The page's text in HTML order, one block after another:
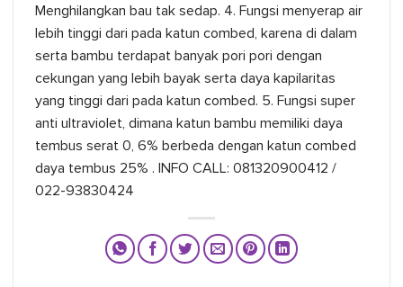
Menghilangkan bau tak sedap. 4. Fungsi menyerap air
lebih tinggi dari pada katun combed, karena di dalam
serta bambu terdapat banyak pori pori dengan
cekungan yang lebih bayak serta daya kapilaritas
yang tinggi dari pada katun combed. 5. Fungsi super
anti ultraviolet, dimana katun bambu memiliki daya
tembus serat 0, 6% berbeda dengan katun combed
daya tembus 25% . INFO CALL: 081320900412 /
022-93830424